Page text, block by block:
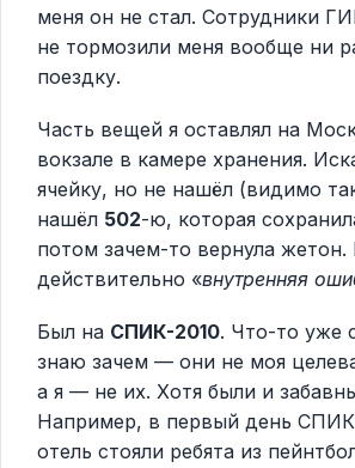
меня он не стал. Сотрудники
не тормозили меня вообще ни
поездку.
Часть вещей я оставлял на
вокзале в камере хранения.
ячейку, но не нашёл (видимо
нашёл 502-ю, которая
потом зачем-то вернула
действительно «внутренняя
Был на СПИК-2010. Что-то уже
знаю зачем — они не моя
а я — не их. Хотя были и
Например, в первый день
отель стояли ребята из